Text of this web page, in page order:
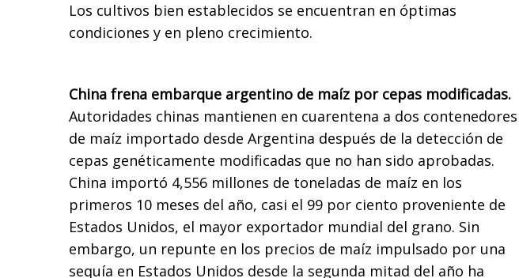
Los cultivos bien establecidos se encuentran en óptimas
condiciones y en pleno crecimiento.
China frena embarque argentino de maíz por cepas modificadas.
Autoridades chinas mantienen en cuarentena a dos contenedores
de maíz importado desde Argentina después de la detección de
cepas genéticamente modificadas que no han sido aprobadas.
China importó 4,556 millones de toneladas de maíz en los
primeros 10 meses del año, casi el 99 por ciento proveniente de
Estados Unidos, el mayor exportador mundial del grano. Sin
embargo, un repunte en los precios de maíz impulsado por una
sequía en Estados Unidos desde la segunda mitad del año ha